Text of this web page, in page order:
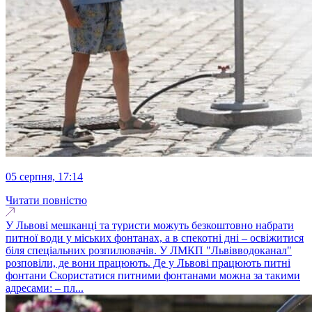
05 серпня, 17:14
Читати повністю
У Львові мешканці та туристи можуть безкоштовно набрати
питної води у міських фонтанах, а в спекотні дні – освіжитися
біля спеціальних розпилювачів. У ЛМКП "Львівводоканал"
розповіли, де вони працюють. Де у Львові працюють питні
фонтани Скористатися питними фонтанами можна за такими
адресами: – пл...